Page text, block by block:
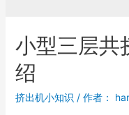
小型三层共
绍
挤出机小知识 / 作者：